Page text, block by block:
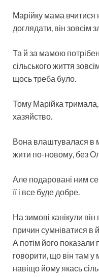
Марійку мама вчитися
доглядати, він зовсім
Та й за мамою
сільського життя
щось треба було.
Тому Марійка
хазяйство.
Вона влаштувалася в
жити по-новому, без
Але подаровані ним
її і все буде добре.
На зимові канікули
причин сумніватися в
А потім його показали
говорити, що він там у
навіщо йому якась